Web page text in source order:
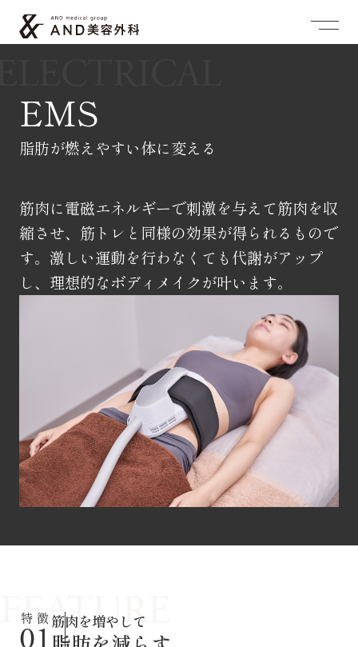
EMS
脂肪が燃えやすい体に変える
筋肉に電磁エネルギーで刺激を与えて筋肉を収
縮させ、筋トレと同様の効果が得られるもので
す。激しい運動を行わなくても代謝がアップ
し、理想的なボディメイクが叶います。
特 徴筋肉を増やして